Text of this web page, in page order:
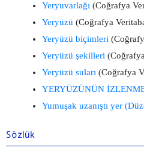
Yeryuvarlağı (Coğrafya
Yeryüzü (Coğrafya
Yeryüzü biçimleri
Yeryüzü şekilleri
Yeryüzü suları (Coğrafya
YERYÜZÜNÜN
Yumuşak uzanıştı yer
Sözlük